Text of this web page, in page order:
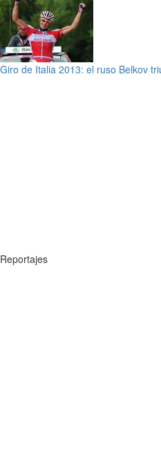
Giro de Italia 2013: el ruso Belkov
Reportajes